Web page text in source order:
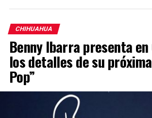
CHIHUAHUA
Benny Ibarra presenta en
los detalles de su
Pop”